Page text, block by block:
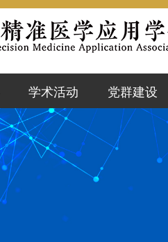
学术活动
活动预告
既往活动
精准云课堂
优秀论文
党群建设
党群资讯
党课学习
党内公示